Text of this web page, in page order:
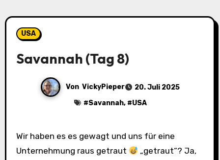
USA
Savannah (Tag 8)
Von VickyPieper
20. Juli 2025
#Savannah, #USA
Wir haben es es gewagt und uns für eine
Unternehmung raus getraut
„getraut“? Ja,